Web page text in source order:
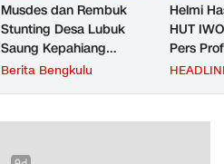
Musdes dan Rembuk
Stunting Desa Lubuk
Saung Kepahiang
Tetapkan Prioritas RKP
Penurunan Stunting
Berita Bengkulu
Helmi
HUT
Pers